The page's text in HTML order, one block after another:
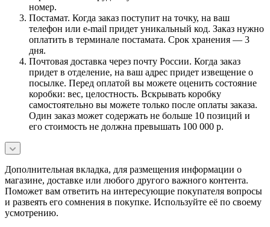
номер.
Постамат. Когда заказ поступит на точку, на ваш
телефон или e-mail придет уникальный код. Заказ нужно
оплатить в терминале постамата. Срок хранения — 3
дня.
Почтовая доставка через почту России. Когда заказ
придет в отделение, на ваш адрес придет извещение о
посылке. Перед оплатой вы можете оценить состояние
коробки: вес, целостность. Вскрывать коробку
самостоятельно вы можете только после оплаты заказа.
Один заказ может содержать не больше 10 позиций и
его стоимость не должна превышать 100 000 р.
Дополнительная вкладка, для размещения информации о
магазине, доставке или любого другого важного контента.
Поможет вам ответить на интересующие покупателя вопросы
и развеять его сомнения в покупке. Используйте её по своему
усмотрению.